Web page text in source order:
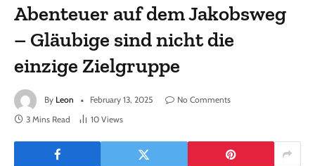
Abenteuer auf dem Jakobsweg
– Gläubige sind nicht die
einzige Zielgruppe
By Leon February 13, 2025
No Comments
3 Mins Read
10 Views